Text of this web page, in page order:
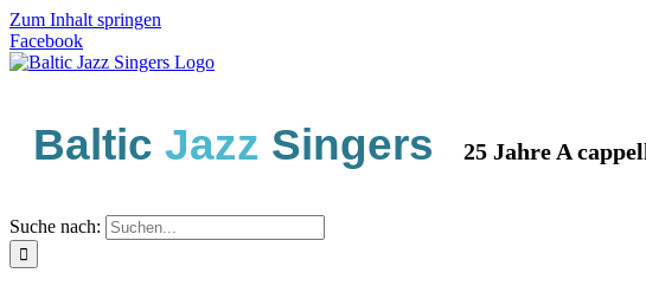
Zum Inhalt springen
Facebook
Baltic Jazz Singers 25 Jahre A
Suche nach: